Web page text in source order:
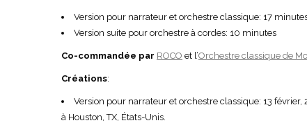
Version pour narrateur et orchestre classique: 17
Version suite pour orchestre à cordes: 10 minutes
Co-commandée par ROCO et l’Orchestre classique de
Créations:
Version pour narrateur et orchestre classique: 13 février,
à Houston, TX, États-Unis.